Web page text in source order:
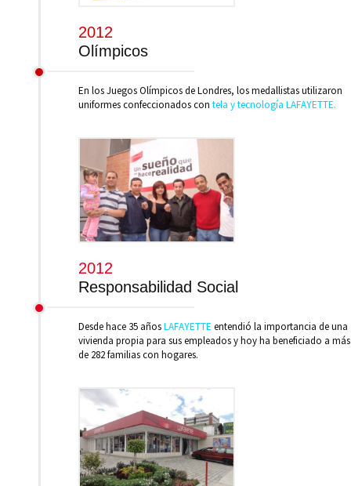
2012
Olímpicos
En los Juegos Olímpicos de Londres, los medallistas utilizaron
uniformes confeccionados con tela y tecnología LAFAYETTE.
2012
Responsabilidad Social
Desde hace 35 añosLAFAYETTE entendió la importancia de una
vivienda propia para sus empleados y hoy ha beneficiado a más
de 282 familias con hogares.